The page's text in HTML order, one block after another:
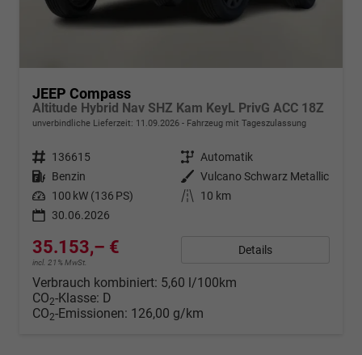
JEEP Compass
Altitude Hybrid Nav SHZ Kam KeyL PrivG ACC 18Z
unverbindliche Lieferzeit: 11.09.2026 Fahrzeug mit Tageszulassung
Fahrzeugnr. 136615 Getriebe Automatik
Kraftstoff Benzin Außenfarbe Vulcano Schwarz Metallic
Leistung 100 kW (136 PS) Kilometerstand
10 km
30.06.2026
35.153,– €
incl. 21% MwSt.
Details
Verbrauch kombiniert: 5,60 l/100km
CO2-Klasse: D
CO2-Emissionen: 126,00 g/km